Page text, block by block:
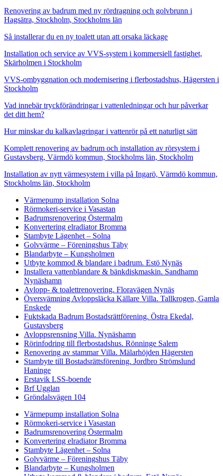
Renovering av badrum med ny rördragning och golvbrunn i
Hagsätra, Stockholm, Stockholms län
Så installerar du en ny toalett utan att orsaka läckage
Installation och service av VVS-system i kommersiell fastighet,
Skärholmen i Stockholm
VVS-ombyggnation och modernisering i flerbostadshus, Hägersten i
Stockholm
Vad innebär tryckförändringar i vattenledningar och hur påverkar
det ditt hem?
Hur minskar du kalkavlagringar i vattenrör på ett naturligt sätt
Komplett renovering av badrum och installation av rörsystem i
Gustavsberg, Värmdö kommun, Stockholms län, Stockholm
Installation av nytt värmesystem i villa på Ingarö, Värmdö kommun,
Stockholms län, Stockholm
Värmepump installation Solna
Rörmokeri-service i Vasastan
Badrumsrenovering Östermalm
Konvertering elradiator Bromma
Stambyte Lägenhet – Solna
Golvvärme – Föreningshus Täby
Blandarbyte – Kungsholmen
Utbyte kommod & blandare i badrum. Estö Nynäs
Installera vattenblandare & bänkdiskmaskin. Sandhamn
Nynäshamn
Avlopp- & toalettrenovering. Floravägen Nynäs
Översvämning Avloppsläcka Källare Villa. Tallkrogen, Gamla
Enskede
Fuktskada Badrum Bostadsrättförening. Östra Ekedal,
Gustavsberg
Avloppsrensning Villa. Nynäshamn
Rörinfodring till flerbostadshus. Rönninge Salem
Renovering av stammar Villa. Mälarhöjden Hägersten
Stambyte till Bostadsrättsförening. Jordbro Strömslund
Haninge
Erstavik LSS-boende
Brf Ugglan
Gröndalsvägen 104
Värmepump installation Solna
Rörmokeri-service i Vasastan
Badrumsrenovering Östermalm
Konvertering elradiator Bromma
Stambyte Lägenhet – Solna
Golvvärme – Föreningshus Täby
Blandarbyte – Kungsholmen